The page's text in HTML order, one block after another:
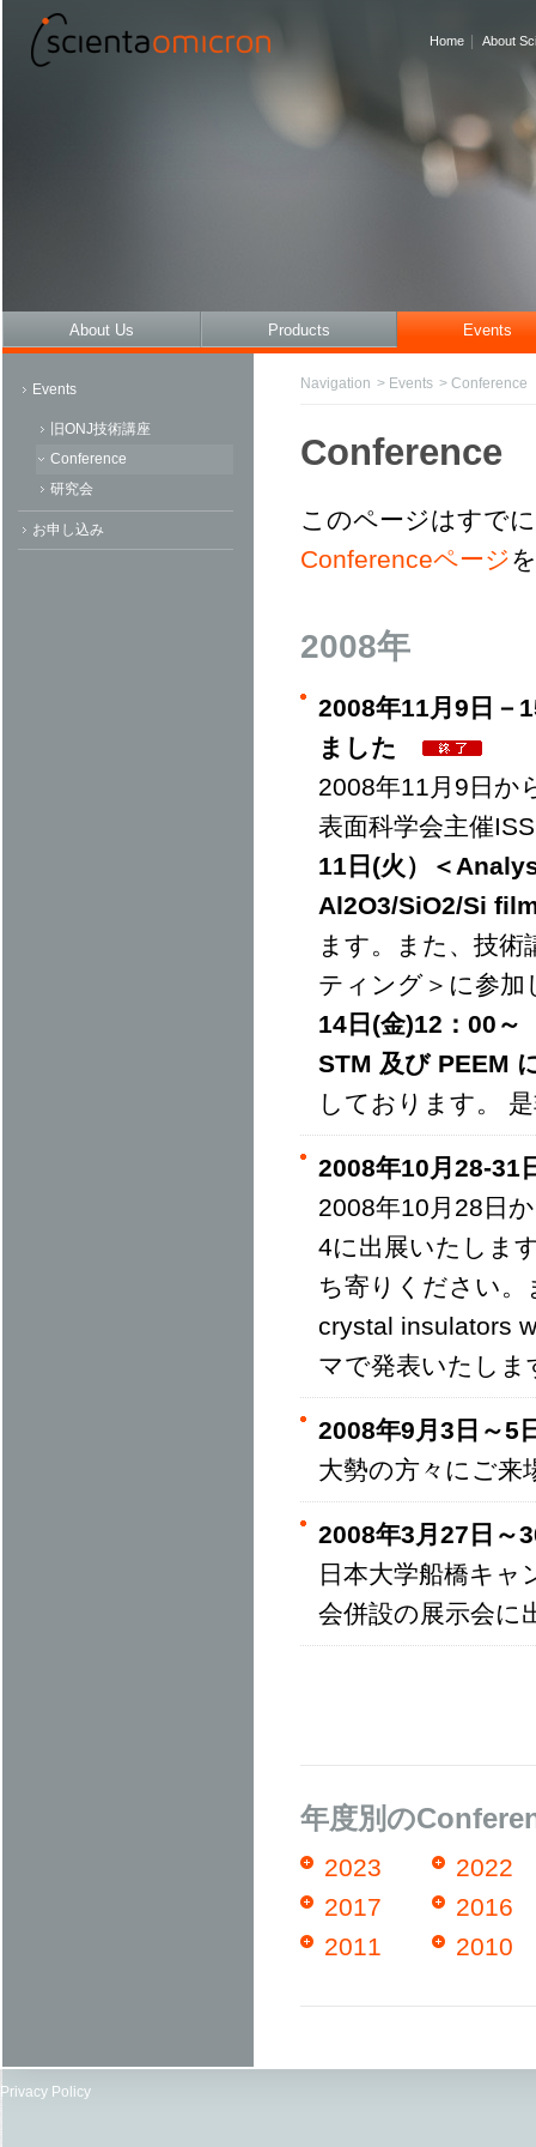
Home About
About Us Products Events
Events
旧ONJ技術講座
Conference
研究会
お申し込み
Navigation > Events > Conference
Conference
このページはすで
Conferenceページ
2008年
2008年11月9日－
ました
2008年11月9日か
表面科学会主催
11日(火）＜
Al2O3/SiO2/Si
ます。また、技
ティング＞に参加
14日(金)12：00
STM 及び PEEM
しております。
2008年10月28-
2008年10月28日
4に出展いたしま
ち寄りください。
crystal insulators
マで発表いたしま
2008年9月3日～
大勢の方々にご来
2008年3月27日～
日本大学船橋キャ
会併設の展示会に
年度別の
2023
2022
2017
2016
2011
2010
Privacy Policy